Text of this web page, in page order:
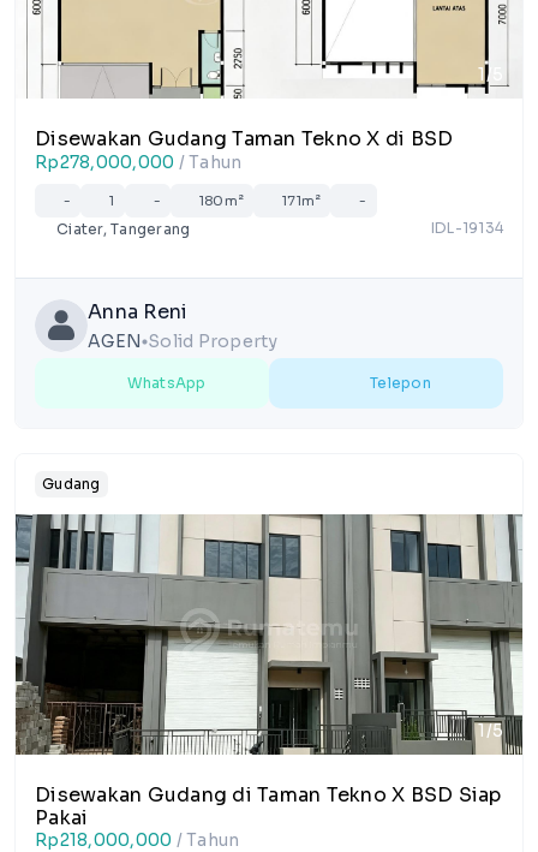
1/5
Disewakan Gudang Taman Tekno X di BSD
Rp278,000,000 / Tahun
- 1 - 180m² 171m² -
Ciater, Tangerang IDL-19134
Anna Reni
AGEN lens Solid Property
WhatsApp Telepon
Gudang
1/5
Disewakan Gudang di Taman Tekno X BSD Siap
Pakai
Rp218,000,000 / Tahun